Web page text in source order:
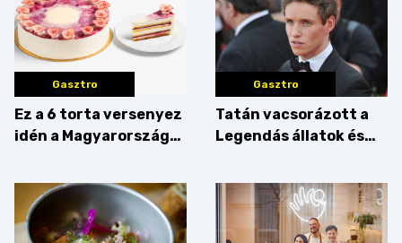
Gasztro
Ez a 6 torta versenyez
idén a Magyarország
Gasztro
Tatán vacsorázott a
Legendás állatok és